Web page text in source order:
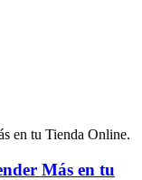
Más en tu